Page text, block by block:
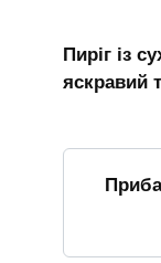
Пиріг із
яскравий